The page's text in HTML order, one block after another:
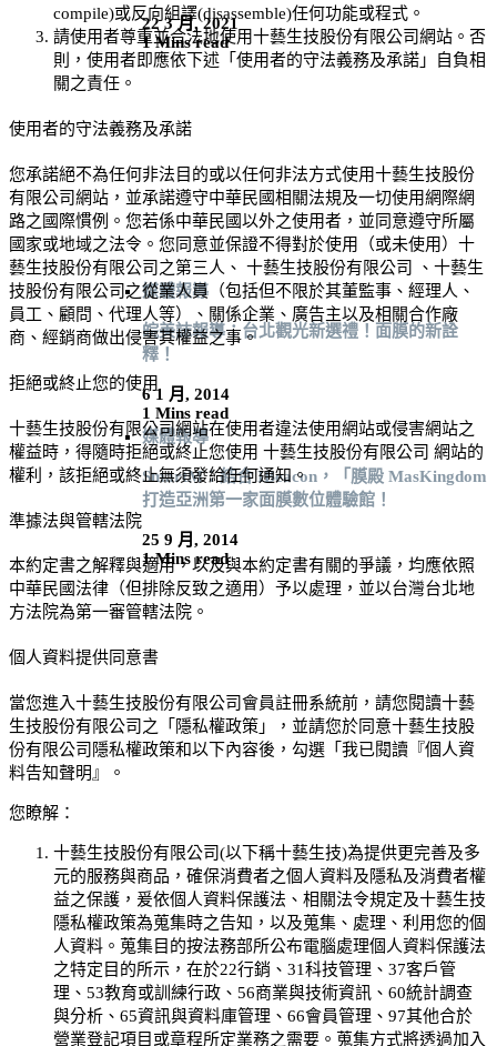
22 3 月, 2021
1 Mins read
媒體報導
皖美誌報導：台北觀光新選禮！面膜的新詮
釋！
6 1 月, 2014
1 Mins read
媒體報導
SmartM：結合 IBeacon，「膜殿 MasKingdom
打造亞洲第一家面膜數位體驗館！
25 9 月, 2014
1 Mins read
compile)或反向組譯(disassemble)任何功能或程式。
請使用者尊重並合法地使用十藝生技股份有限公司 網站。否
則，使用者即應依下述「使用者的守法義務及承諾」自負相
關之責任。
使用者的守法義務及承諾
您承諾絕不為任何非法目的或以任何非法方式使用十藝生技股份
有限公司 網站，並承諾遵守中華民國相關法規及一切使用網際網
路之國際慣例。您若係中華民國以外之使用者，並同意遵守所屬
國家或地域之法令。您同意並保證不得對於使用（或未使用） 十
藝生技股份有限公司 之第三人、 十藝生技股份有限公司 、 十藝生
技股份有限公司 之從業人員（包括但不限於其董監事、經理人、
員工、顧問、代理人等）、關係企業、廣告主以及相關合作廠
商、經銷商做出侵害其權益之事。
拒絕或終止您的使用
十藝生技股份有限公司網站在使用者違法使用網站或侵害網站之
權益時，得隨時拒絕或終止您使用 十藝生技股份有限公司 網站的
權利，該拒絕或終止無須發給任何通知。
準據法與管轄法院
本約定書之解釋與適用，以及與本約定書有關的爭議，均應依照
中華民國法律（但排除反致之適用）予以處理，並以台灣台北地
方法院為第一審管轄法院。
個人資料提供同意書
當您進入十藝生技股份有限公司 會員註冊系統前，請您閱讀十藝
生技股份有限公司 之「隱私權政策」，並請您於同意十藝生技股
份有限公司 隱私權政策和以下內容後，勾選「我已閱讀『個人資
料告知聲明』。
您瞭解：
十藝生技股份有限公司 (以下稱十藝生技)為提供更完善及多
元的服務與商品，確保消費者之個人資料及隱私及消費者權
益之保護，爰依個人資料保護法、相關法令規定及十藝生技
隱私權政策為蒐集時之告知，以及蒐集、處理、利用您的個
人資料。蒐集目的按法務部所公布電腦處理個人資料保護法
之特定目的所示，在於22行銷、31科技管理、37客戶管
理、53教育或訓練行政、56商業與技術資訊、60統計調查
與分析、65資訊與資料庫管理、66會員管理、97其他合於
營業登記項目或章程所定業務之需要。蒐集方式將透過加入